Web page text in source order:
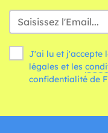
J'ai lu et j'accepte
légales et les
confidentialité de